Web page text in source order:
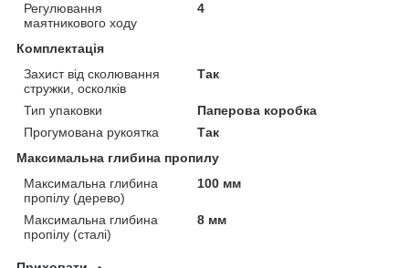
Регулювання
маятникового ходу
4
Комплектація
Захист від сколювання
стружки, осколків
Так
Тип упаковки
Паперова коробка
Прогумована рукоятка
Так
Максимальна глибина пропилу
Максимальна глибина
пропілу (дерево)
100 мм
Максимальна глибина
пропілу (сталі)
8 мм